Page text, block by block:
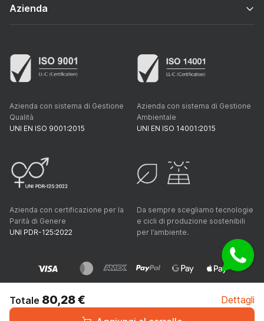
Totale 80,28 €
Dettagli
Azienda
Azienda con sistema di Gestione
Qualità
UNI EN ISO 9001:2015
Azienda con sistema di Gestione
Ambientale
UNI EN ISO 14001:2015
Azienda con certificazione per la
Parità di Genere
UNI PDR-125:2022
Da sempre scegliamo tecnologie
e cicli di produzione sostenibili
per l’ambiente.
© 2009-2026 PRiNKO srl - All rights reserved - P.IVA